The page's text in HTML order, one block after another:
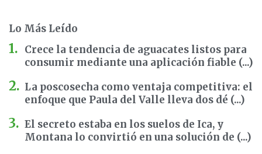
Lo Más Leído
Crece la tendencia de aguacates listos para
consumir mediante una aplicación fiable (...)
La poscosecha como ventaja competitiva: el
enfoque que Paula del Valle lleva dos dé (...)
El secreto estaba en los suelos de Ica, y
Montana lo convirtió en una solución de (...)